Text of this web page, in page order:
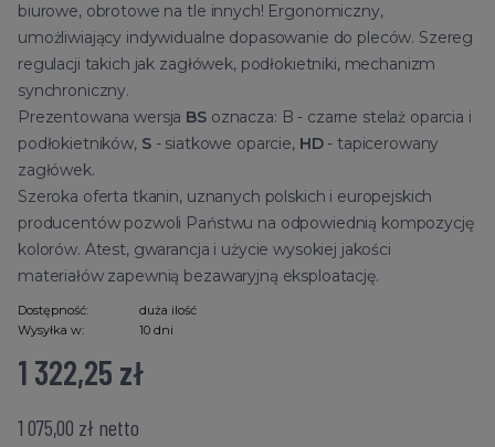
biurowe, obrotowe na tle innych! Ergonomiczny,
umożliwiający indywidualne dopasowanie do pleców. Szereg
regulacji takich jak zagłówek, podłokietniki, mechanizm
synchroniczny.
Prezentowana wersja BS oznacza: B - czarne stelaż oparcia i
podłokietników, S- siatkowe oparcie, HD- tapicerowany
zagłówek.
Szeroka oferta tkanin, uznanych polskich i europejskich
producentów pozwoli Państwu na odpowiednią kompozycję
kolorów. Atest, gwarancja i użycie wysokiej jakości
materiałów zapewnią bezawaryjną eksploatację.
Dostępność:
duża ilość
Wysyłka w:
10 dni
1 322,25 zł
1 075,00 zł netto